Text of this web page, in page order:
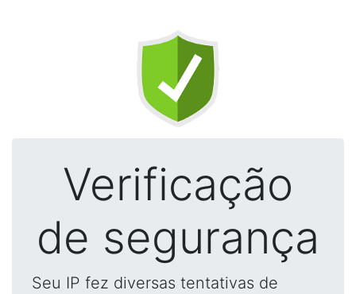
Verificação
de segurança
Seu IP fez diversas tentativas de